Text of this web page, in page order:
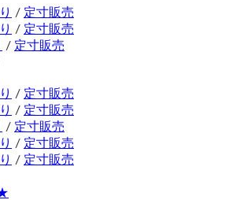
文フォームの「書類発行」欄にて必
だくか、事前に連絡ください。荷物
内に入らない場合は外貼り）いたし
郵送宛て依頼の場合、切手代(110円)
は、往復の封筒をお送り下さい、送
もしています（無料）
の発行もお受けしております
配送中に鋼材に傷がつくこともあり
店では対応できません。
ォーターカット品、ファインカット
お届けとなります。
注文や0.8mm以下の薄板等について
、バリ取りなしでの発送となる場合
販売品はバリ有のまま発送となりま
ジに注意書きを記載しています。
テーパーネジ加工）の製作をお願いしたい
/ 定寸販売
/ 定寸販売
/ 定寸販売
/ 定寸販売
/ 定寸販売
/ 定寸販売
/ 定寸販売
/ 定寸販売